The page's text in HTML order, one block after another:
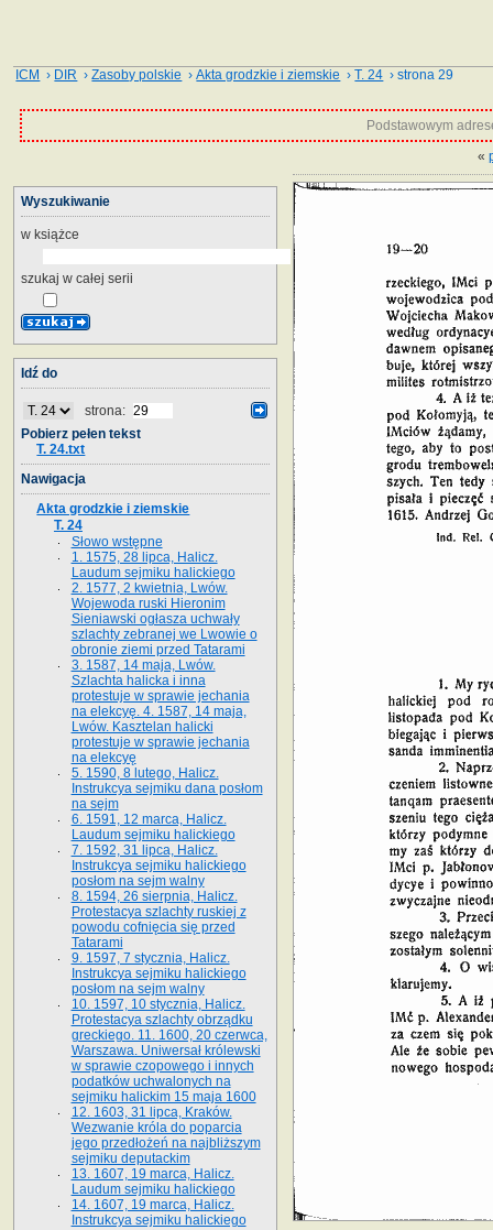
ICM › DIR ›Zasoby polskie ›Akta grodzkie i ziemskie ›T. 24 › strona 29
Podstawowym
«
Wyszukiwanie
w książce
szukaj w całej serii
Idź do
strona:
Pobierz pełen tekst
T. 24.txt
Nawigacja
Akta grodzkie i ziemskie
T. 24
Słowo wstępne
1. 1575, 28 lipca, Halicz.
Laudum sejmiku halickiego
2. 1577, 2 kwietnia, Lwów.
Wojewoda ruski Hieronim
Sieniawski ogłasza uchwały
szlachty zebranej we Lwowie o
obronie ziemi przed Tatarami
3. 1587, 14 maja, Lwów.
Szlachta halicka i inna
protestuje w sprawie jechania
na elekcyę. 4. 1587, 14 maja,
Lwów. Kasztelan halicki
protestuje w sprawie jechania
na elekcyę
5. 1590, 8 lutego, Halicz.
Instrukcya sejmiku dana posłom
na sejm
6. 1591, 12 marca, Halicz.
Laudum sejmiku halickiego
7. 1592, 31 lipca, Halicz.
Instrukcya sejmiku halickiego
posłom na sejm walny
8. 1594, 26 sierpnia, Halicz.
Protestacya szlachty ruskiej z
powodu cofnięcia się przed
Tatarami
9. 1597, 7 stycznia, Halicz.
Instrukcya sejmiku halickiego
posłom na sejm walny
10. 1597, 10 stycznia, Halicz.
Protestacya szlachty obrządku
greckiego. 11. 1600, 20 czerwca,
Warszawa. Uniwersał królewski
w sprawie czopowego i innych
podatków uchwalonych na
sejmiku halickim 15 maja 1600
12. 1603, 31 lipca, Kraków.
Wezwanie króla do poparcia
jego przedłożeń na najbliższym
sejmiku deputackim
13. 1607, 19 marca, Halicz.
Laudum sejmiku halickiego
14. 1607, 19 marca, Halicz.
Instrukcya sejmiku halickiego